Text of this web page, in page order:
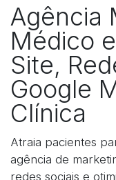
Agência
Médico
Site,
Google
Clínica
Atraia pacientes
agência de
redes sociais e